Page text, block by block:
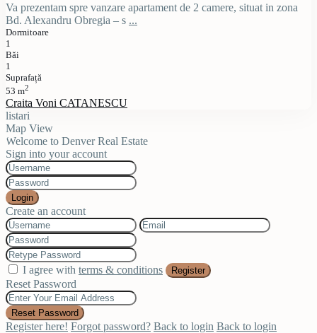
Va prezentam spre vanzare apartament de 2 camere, situat in zona
Bd. Alexandru Obregia – s ...
Dormitoare
1
Băi
1
Suprafață
53 m2
Craita Voni CATANESCU
listari
Map View
Welcome to Denver Real Estate
Sign into your account
Login
Create an account
I agree with terms & conditions Register
Reset Password
Reset Password
Register here! Forgot password? Back to login Back to login